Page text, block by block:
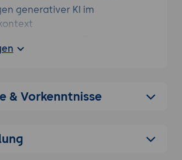
generativer KI im
und Autorentools
didaktisch strukturierter
& Vorkenntnisse